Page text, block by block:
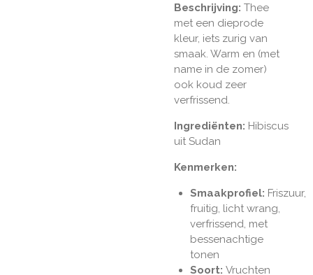
Beschrijving: Thee
met een dieprode
kleur, iets zurig van
smaak. Warm en (met
name in de zomer)
ook koud zeer
verfrissend.
Ingrediënten: Hibiscus
uit Sudan
Kenmerken:
Smaakprofiel: Friszuur,
fruitig, licht wrang,
verfrissend, met
bessenachtige
tonen
Soort: Vruchten